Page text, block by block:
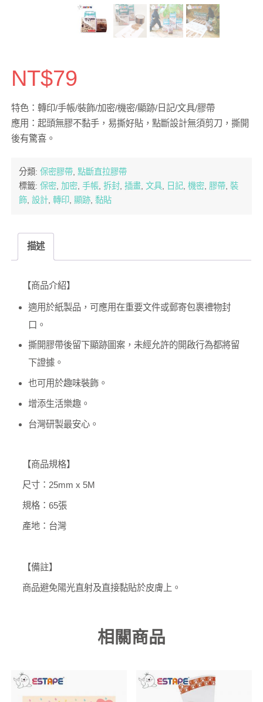
NT$79
特色：轉印/手帳/裝飾/加密/機密/顯跡/日記/文具/膠帶
應用：起頭無膠不黏手，易撕好貼，點斷設計無須剪刀，撕開
後有驚喜。
分類: 保密膠帶, 點斷直拉膠帶
標籤: 保密, 加密, 手帳, 拆封, 插畫, 文具, 日記, 機密, 膠帶, 裝
飾, 設計, 轉印, 顯跡, 黏貼
描述
【商品介紹】
適用於紙製品，可應用在重要文件或郵寄包裹禮物封
口。
撕開膠帶後留下顯跡圖案，未經允許的開啟行為都將留
下證據。
也可用於趣味裝飾。
增添生活樂趣。
台灣研製最安心。
【商品規格】
尺寸：25mm x 5M
規格：65張
產地：台灣
【備註】
商品避免陽光直射及直接黏貼於皮膚上。
相關商品